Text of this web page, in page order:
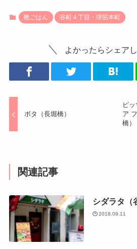
晩ごはん 谷町４丁目・堺筋本町
よかったらシェアし
ボタ（長堀橋）
ピ
ア
橋）
関連記事
シダラタ（
2018.09.11